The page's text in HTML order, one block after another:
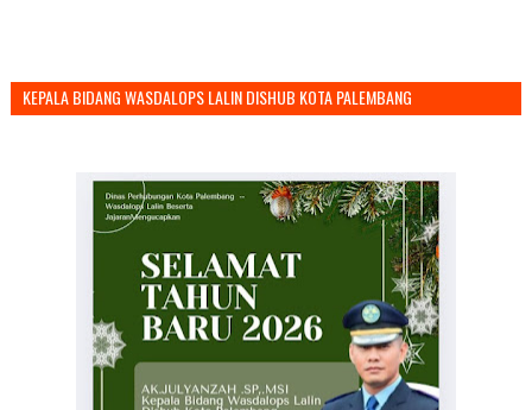
KEPALA BIDANG WASDALOPS LALIN DISHUB KOTA PALEMBANG